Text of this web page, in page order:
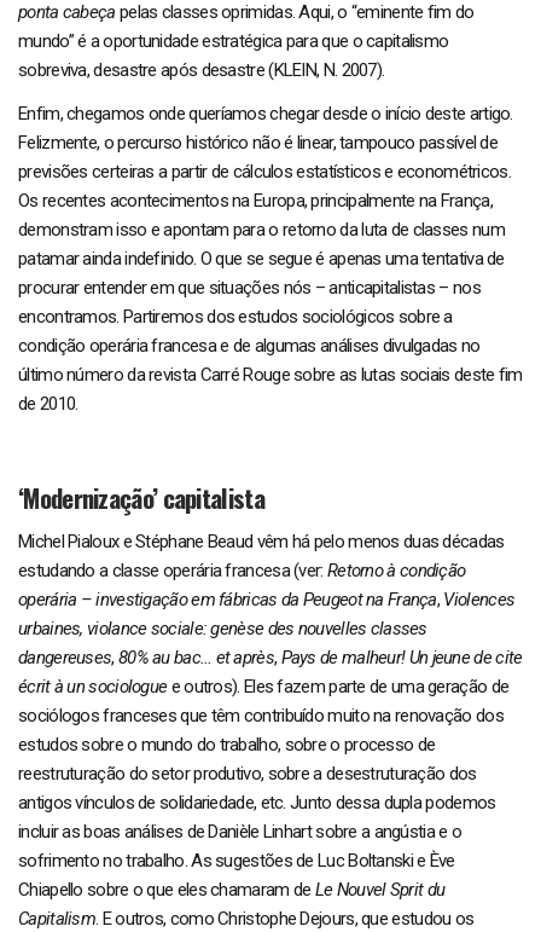
ponta cabeça pelas classes oprimidas. Aqui, o “eminente fim do
mundo” é a oportunidade estratégica para que o capitalismo
sobreviva, desastre após desastre (KLEIN, N. 2007).
Enfim, chegamos onde queríamos chegar desde o início deste artigo.
Felizmente, o percurso histórico não é linear, tampouco passível de
previsões certeiras a partir de cálculos estatísticos e econométricos.
Os recentes acontecimentos na Europa, principalmente na França,
demonstram isso e apontam para o retorno da luta de classes num
patamar ainda indefinido. O que se segue é apenas uma tentativa de
procurar entender em que situações nós – anticapitalistas – nos
encontramos. Partiremos dos estudos sociológicos sobre a
condição operária francesa e de algumas análises divulgadas no
último número da revista Carré Rouge sobre as lutas sociais deste fim
de 2010.
‘Modernização’ capitalista
Michel Pialoux e Stéphane Beaud vêm há pelo menos duas décadas
estudando a classe operária francesa (ver: Retorno à condição
operária – investigação em fábricas da Peugeot na França, Violences
urbaines, violance sociale: genèse des nouvelles classes
dangereuses, 80% au bac… et après, Pays de malheur! Un jeune de cite
écrit à un sociologuee outros). Eles fazem parte de uma geração de
sociólogos franceses que têm contribuído muito na renovação dos
estudos sobre o mundo do trabalho, sobre o processo de
reestruturação do setor produtivo, sobre a desestruturação dos
antigos vínculos de solidariedade, etc. Junto dessa dupla podemos
incluir as boas análises de Danièle Linhart sobre a angústia e o
sofrimento no trabalho. As sugestões de Luc Boltanski e Ève
Chiapello sobre o que eles chamaram de Le Nouvel Sprit du
Capitalism. E outros, como Christophe Dejours, que estudou os